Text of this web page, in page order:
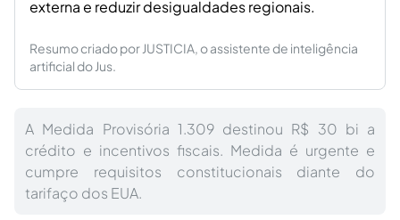
externa e reduzir desigualdades regionais.
Resumo criado por JUSTICIA, o assistente de inteligência
artificial do Jus.
A Medida Provisória 1.309 destinou R$ 30 bi a
crédito e incentivos fiscais. Medida é urgente e
cumpre requisitos constitucionais diante do
tarifaço dos EUA.